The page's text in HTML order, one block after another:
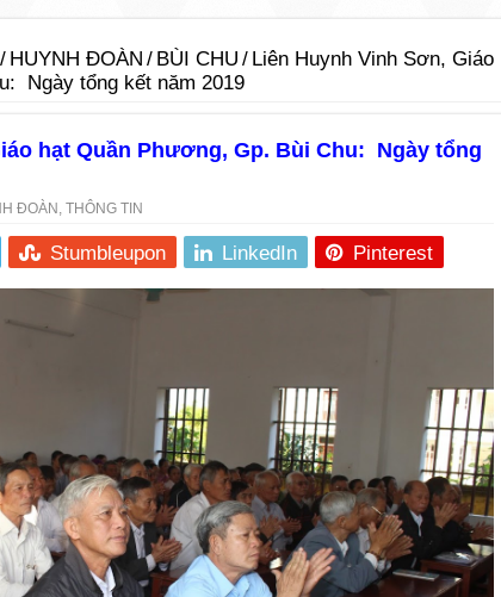
/ HUYNH ĐOÀN / BÙI CHU / Liên Huynh Vinh Sơn, Giáo
Ngày tổng kết năm 2019
hạt Quần Phương, Gp. Bùi Chu: Ngày tổng
ĐOÀN , THÔNG TIN
Stumbleupon LinkedIn Pinterest